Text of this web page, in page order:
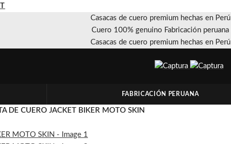
Casacas de cuero premium hechas en Perú
Cuero 100% genuino Fabricación peruana
Casacas de cuero premium hechas en Perú
FABRICACIÓN PERUANA
DE CUERO JACKET BIKER MOTO SKIN